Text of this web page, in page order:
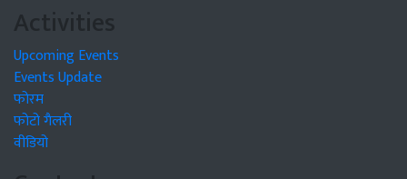
Activities
Upcoming Events
Events Update
फोरम
फोटो गैलरी
वीडियो